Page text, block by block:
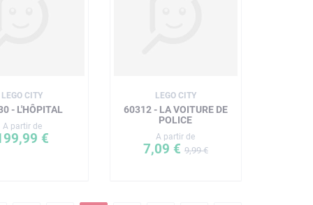
LEGO CITY
- L'HÔPITAL
A partir de
€
LEGO CITY
60312 - LA VOITURE DE
POLICE
A partir de
7,09 € 9,99 €